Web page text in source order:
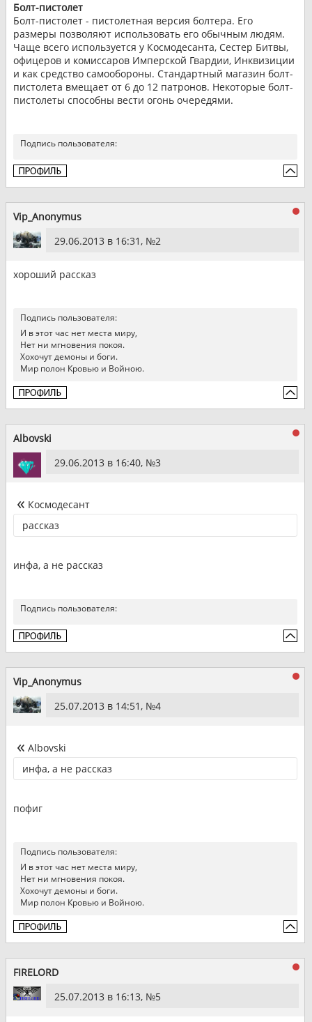
Болт-пистолет
Болт-пистолет - пистолетная версия болтера. Его
размеры позволяют использовать его обычным людям.
Чаще всего используется у Космодесанта, Сестер Битвы,
офицеров и комиссаров Имперской Гвардии, Инквизиции
и как средство самообороны. Стандартный магазин болт-
пистолета вмещает от 6 до 12 патронов. Некоторые болт-
пистолеты способны вести огонь очередями.
Подпись пользователя:
Vip_Anonymus
29.06.2013 в 16:31, №2
хороший рассказ
Подпись пользователя:
И в этот час нет места миру,
Нет ни мгновения покоя.
Хохочут демоны и боги.
Мир полон Кровью и Войною.
Albovski
29.06.2013 в 16:40, №3
Космодесант
рассказ
инфа, а не рассказ
Подпись пользователя:
Vip_Anonymus
25.07.2013 в 14:51, №4
Albovski
инфа, а не рассказ
пофиг
Подпись пользователя:
И в этот час нет места миру,
Нет ни мгновения покоя.
Хохочут демоны и боги.
Мир полон Кровью и Войною.
FIRELORD
25.07.2013 в 16:13, №5